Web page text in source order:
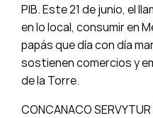
PIB. Este 21 de junio, el
en lo local, consumir en
papás que día con día
sostienen comercios y
de la Torre.
CONCANACO